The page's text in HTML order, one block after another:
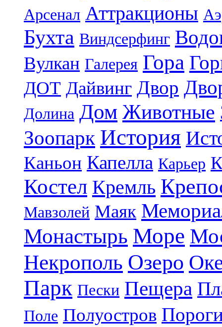
Арсенал Аттракционы
Бухта Виндсерфинг
Вулкан Галерея Гора
ДОТ Дайвинг Двор
Долина Дом Животные
Зоопарк История
Каньон Капелла Карьер
Костел Кремль
Мавзолей Маяк
Монастырь Море
Некрополь Озеро
Парк Пески Пещера
Поле Полуостров